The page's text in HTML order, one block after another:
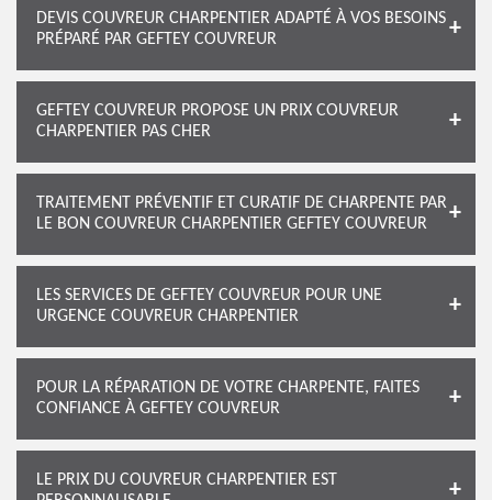
DEVIS COUVREUR CHARPENTIER ADAPTÉ À VOS BESOINS
PRÉPARÉ PAR GEFTEY COUVREUR
GEFTEY COUVREUR PROPOSE UN PRIX COUVREUR
CHARPENTIER PAS CHER
TRAITEMENT PRÉVENTIF ET CURATIF DE CHARPENTE PAR
LE BON COUVREUR CHARPENTIER GEFTEY COUVREUR
LES SERVICES DE GEFTEY COUVREUR POUR UNE
URGENCE COUVREUR CHARPENTIER
POUR LA RÉPARATION DE VOTRE CHARPENTE, FAITES
CONFIANCE À GEFTEY COUVREUR
LE PRIX DU COUVREUR CHARPENTIER EST